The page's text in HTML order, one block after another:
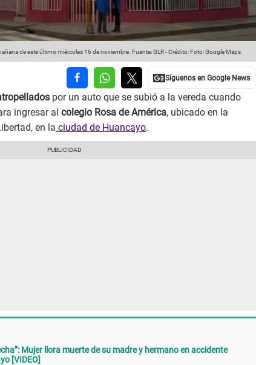
de este último miércoles 16 de noviembre. Fuente: GLR-Crédito: Foto: Google Maps
por un auto que se subió a la vereda cuando
ingresar al colegio Rosa de América, ubicado en la
en la ciudad de Huancayo.
Mujer llora muerte de su madre y hermano en accidente
[VIDEO]